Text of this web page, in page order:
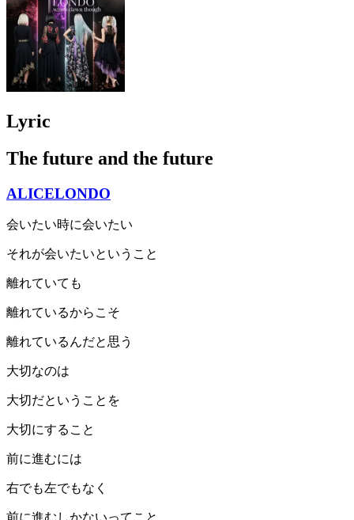
Lyric
The future and the future
ALICELONDO
会いたい時に会いたい
それが会いたいということ
離れていても
離れているからこそ
離れているんだと思う
大切なのは
大切だということを
大切にすること
前に進むには
右でも左でもなく